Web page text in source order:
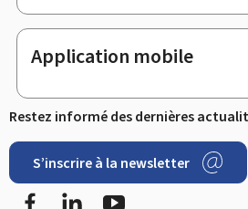
Application mobile
Restez informé des dernières
S’inscrire à la newsletter
FacebookLinkedIn